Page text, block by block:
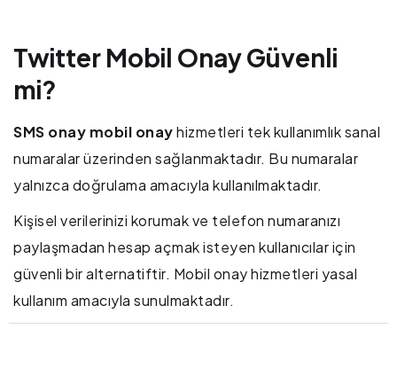
Twitter Mobil Onay Güvenli
mi?
SMS onay mobil onayhizmetleri tek kullanımlık sanal
numaralar üzerinden sağlanmaktadır. Bu numaralar
yalnızca doğrulama amacıyla kullanılmaktadır.
Kişisel verilerinizi korumak ve telefon numaranızı
paylaşmadan hesap açmak isteyen kullanıcılar için
güvenli bir alternatiftir. Mobil onay hizmetleri yasal
kullanım amacıyla sunulmaktadır.